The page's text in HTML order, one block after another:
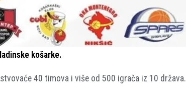
košarke.
40 timova i više od 500 igrača iz 10 država.